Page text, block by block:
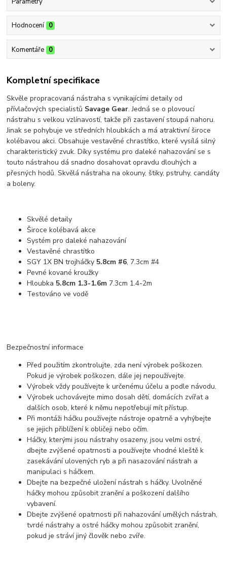
Hodnocení 0
Komentáře 0
Kompletní specifikace
Skvěle propracovaná nástraha s vynikajícími detaily od
přívlačových specialistů Savage Gear. Jedná se o plovoucí
nástrahu s velkou vzlínavostí, takže při zastavení stoupá nahoru.
Jinak se pohybuje ve středních hloubkách a má atraktivní široce
kolébavou akci. Obsahuje vestavěné chrastítko, které vysílá silný
charakteristický zvuk. Díky systému pro daleké nahazování se s
touto nástrahou dá snadno dosahovat opravdu dlouhých a
přesných hodů. Skvělá nástraha na okouny, štiky, pstruhy, candáty
a boleny.
Skvělé detaily
Široce kolébavá akce
Systém pro daleké nahazování
Vestavěné chrastítko
SGY 1X BN trojháčky 5.8cm #6, 7.3cm #4
Pevné kované kroužky
Hloubka 5.8cm 1.3-1.6m 7.3cm 1.4-2m
Testováno ve vodě
Bezpečnostní informace
Před použitím zkontrolujte, zda není výrobek poškozen.
Pokud je výrobek poškozen, dále jej nepoužívejte.
Výrobek vždy používejte k určenému účelu a podle návodu.
Výrobek uchovávejte mimo dosah dětí, domácích zvířat a
dalších osob, které k němu nepotřebují mít přístup.
Při montáži háčku používejte nástroje opatrně a vyhýbejte
se jejich přiblížení k obličeji nebo očím.
Háčky, kterými jsou nástrahy osazeny, jsou velmi ostré,
dbejte zvýšené opatrnosti a používejte vhodné kleště k
zasekávání ulovených ryb a při nasazování nástrah a
manipulaci s háčkem.
Dbejte na bezpečné uložení nástrah s háčky. Uvolněné
háčky mohou způsobit zranění a poškození dalšího
vybavení.
Dbejte zvýšené opatrnosti při nahazování umělých nástrah,
tvrdé nástrahy a ostré háčky mohou způsobit zranění,
pokud je stráví jiný člověk nebo zvíře.